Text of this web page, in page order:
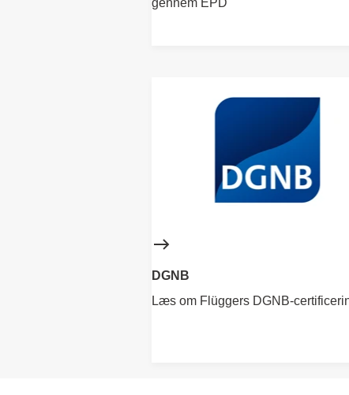
gennem EPD
DGNB
Læs om Flüggers DGNB-